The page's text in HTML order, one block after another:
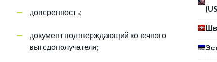
доверенность;
документ подтверждающий конечного
выгодополучателя;